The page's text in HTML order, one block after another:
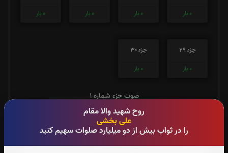
روح شهید والا مقام
علی بخشی
را در ثواب بیش از دو میلیارد صلوات سهیم کنید
0 بار
0 بار
0 بار
0 بار
جزء 29
0 بار
جزء 30
0 بار
صوت جزء شماره 1